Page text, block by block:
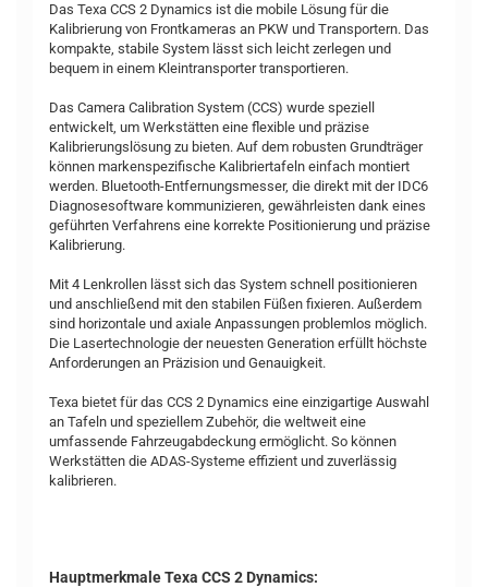
Das Texa CCS 2 Dynamics ist die mobile Lösung für die
Kalibrierung von Frontkameras an PKW und Transportern. Das
kompakte, stabile System lässt sich leicht zerlegen und
bequem in einem Kleintransporter transportieren.
Das Camera Calibration System (CCS) wurde speziell
entwickelt, um Werkstätten eine flexible und präzise
Kalibrierungslösung zu bieten. Auf dem robusten Grundträger
können markenspezifische Kalibriertafeln einfach montiert
werden. Bluetooth-Entfernungsmesser, die direkt mit der IDC6
Diagnosesoftware kommunizieren, gewährleisten dank eines
geführten Verfahrens eine korrekte Positionierung und präzise
Kalibrierung.
Mit 4 Lenkrollen lässt sich das System schnell positionieren
und anschließend mit den stabilen Füßen fixieren. Außerdem
sind horizontale und axiale Anpassungen problemlos möglich.
Die Lasertechnologie der neuesten Generation erfüllt höchste
Anforderungen an Präzision und Genauigkeit.
Texa bietet für das CCS 2 Dynamics eine einzigartige Auswahl
an Tafeln und speziellem Zubehör, die weltweit eine
umfassende Fahrzeugabdeckung ermöglicht. So können
Werkstätten die ADAS-Systeme effizient und zuverlässig
kalibrieren.
Hauptmerkmale Texa CCS 2 Dynamics: